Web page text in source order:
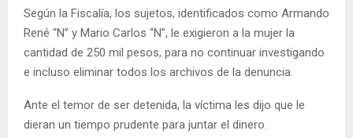
Según la Fiscalía, los sujetos, identificados como Armando
René “N” y Mario Carlos “N”, le exigieron a la mujer la
cantidad de 250 mil pesos, para no continuar investigando
e incluso eliminar todos los archivos de la denuncia.
Ante el temor de ser detenida, la víctima les dijo que le
dieran un tiempo prudente para juntar el dinero.